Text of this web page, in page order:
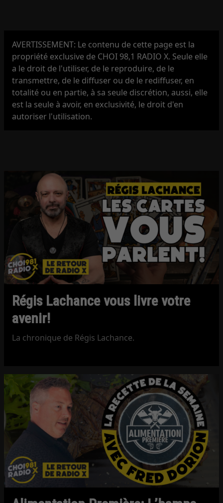
AVERTISSEMENT: Le contenu de cette page est la
propriété exclusive de CHOI 98,1 RADIO X. Seule elle
a le droit de l'utiliser, de le reproduire, de le
transmettre, de le diffuser ou de le rediffuser, en
totalité ou en partie, à sa seule discrétion, aussi, elle
est la seule à avoir, en exclusivité, le droit d'en
autoriser l'utilisation.
Régis Lachance vous livre votre
avenir!
La chronique de Régis Lachance.